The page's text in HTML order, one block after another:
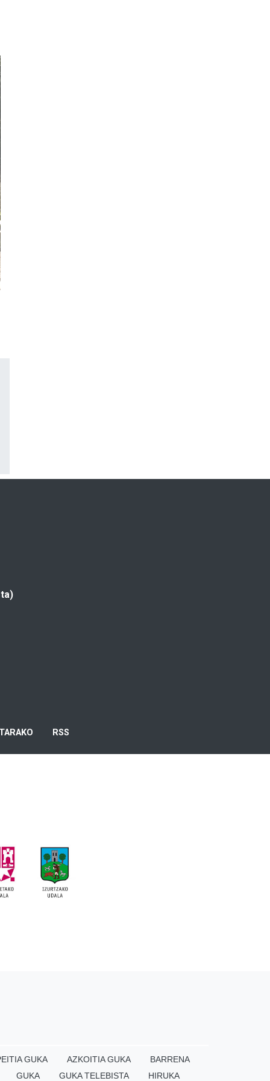
RSS
GUKA AZKOITIA GUKA
BARRENA
GUKA
GUKA TELEBISTA HIRUKA